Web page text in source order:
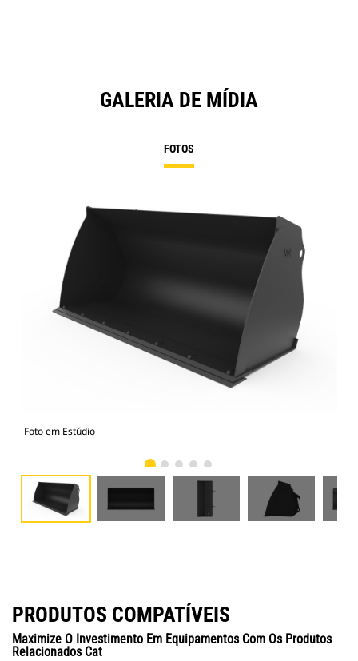
GALERIA DE MÍDIA
FOTOS
Foto em Estúdio
PRODUTOS COMPATÍVEIS
Maximize O Investimento Em Equipamentos Com Os Produtos
Relacionados Cat